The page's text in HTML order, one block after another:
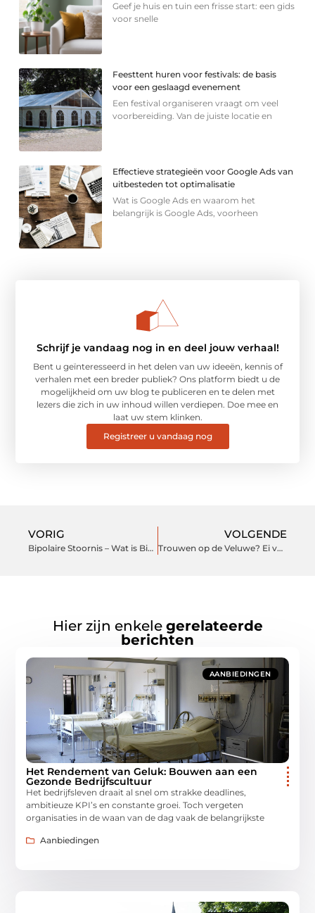
Geef je huis en tuin een frisse start: een gids
voor snelle
Feesttent huren voor festivals: de basis
voor een geslaagd evenement
Een festival organiseren vraagt om veel
voorbereiding. Van de juiste locatie en
Effectieve strategieën voor Google Ads van
uitbesteden tot optimalisatie
Wat is Google Ads en waarom het
belangrijk is Google Ads, voorheen
Schrijf je vandaag nog in en deel jouw verhaal!
Bent u geïnteresseerd in het delen van uw ideeën, kennis of
verhalen met een breder publiek? Ons platform biedt u de
mogelijkheid om uw blog te publiceren en te delen met
lezers die zich in uw inhoud willen verdiepen. Doe mee en
laat uw stem klinken.
Registreer u vandaag nog
VORIG
Bipolaire Stoornis – Wat is Bipolaire Stoornis en Wat Zijn de Symptomen?
VOLGENDE
Trouwen op de Veluwe? Ei van Columbus
Hier zijn enkele gerelateerde
berichten
AANBIEDINGEN
Het Rendement van Geluk: Bouwen aan een
Gezonde Bedrijfscultuur
Het bedrijfsleven draait al snel om strakke deadlines,
ambitieuze KPI’s en constante groei. Toch vergeten
organisaties in de waan van de dag vaak de belangrijkste
Aanbiedingen